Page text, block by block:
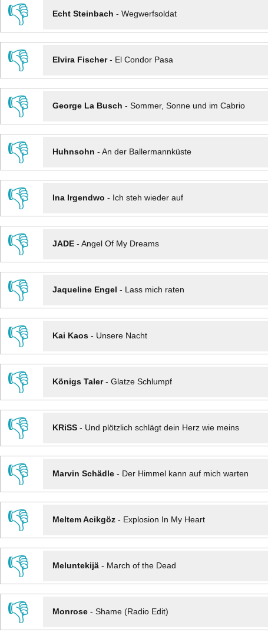
👎
Echt Steinbach - Wegwerfsoldat
👎
Elvira Fischer- El Condor Pasa
👎
George La Busch - Sommer, Sonne und im Cabrio
👎
Huhnsohn - An der Ballermannküste
👎
Ina Irgendwo - Ich steh wieder auf
👎
JADE- Angel Of My Dreams
👎
Jaqueline Engel - Lass mich raten
👎
Kai Kaos- Unsere Nacht
👎
Königs Taler- Glatze Schlumpf
👎
KRiSS- Und plötzlich schlägt dein Herz wie meins
👎
Marvin Schädle- Der Himmel kann auf mich warten
👎
Meltem Acikgöz- Explosion In My Heart
👎
Meluntekijä- March of the Dead
👎
Monrose- Shame (Radio Edit)